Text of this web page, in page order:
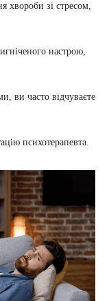
хвороби зі стресом,
настрою,
ви часто відчуваєте
психотерапевта.